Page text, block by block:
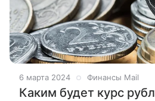
6 марта 2024 Финансы Mail
Каким будет курс